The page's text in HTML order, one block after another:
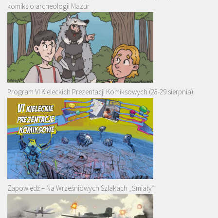
komiks o archeologii Mazur
Program VI Kieleckich Prezentacji Komiksowych (28-29 sierpnia)
Zapowiedź – Na Wrześniowych Szlakach „Śmiały”